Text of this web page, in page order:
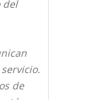
de